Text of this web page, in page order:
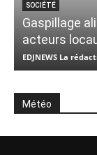
SOCIÉTÉ
Gaspillage
acteurs
EDJNEWS La
Météo